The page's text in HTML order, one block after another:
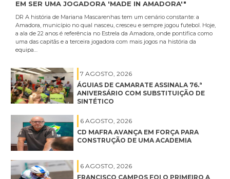
EM SER UMA JOGADORA 'MADE IN AMADORA'"
DR A história de Mariana Mascarenhas tem um cenário constante: a
Amadora, município no qual nasceu, cresceu e sempre jogou futebol. Hoje,
a ala de 22 anos é referência no Estrela da Amadora, onde pontifica como
uma das capitãs e a terceira jogadora com mais jogos na história da
equipa…
7 AGOSTO, 2026
ÁGUIAS DE CAMARATE ASSINALA 76.ª
ANIVERSÁRIO COM SUBSTITUIÇÃO DE
SINTÉTICO
6 AGOSTO, 2026
CD MAFRA AVANÇA EM FORÇA PARA
CONSTRUÇÃO DE UMA ACADEMIA
6 AGOSTO, 2026
FRANCISCO CAMPOS FOI O PRIMEIRO A